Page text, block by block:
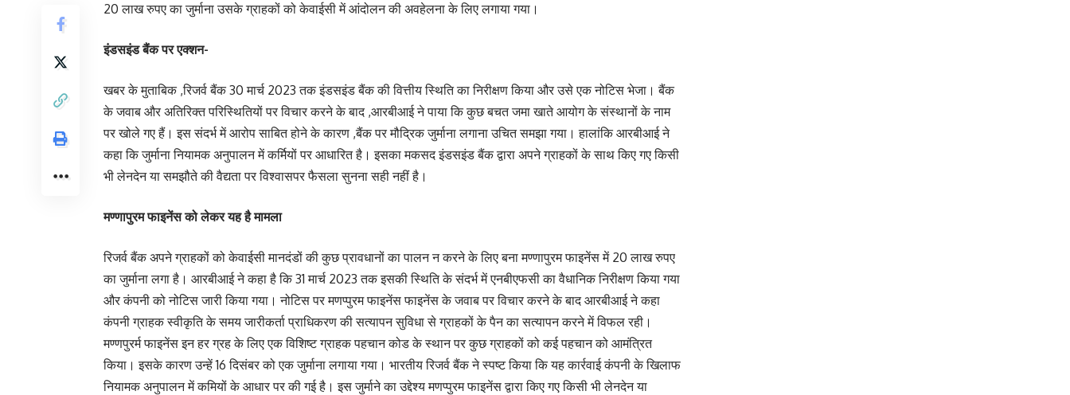
20 लाख रुपए का जुर्माना उसके ग्राहकों को केवाईसी में आंदोलन की अवहेलना के लिए लगाया गया।
इंडसइंड बैंक पर एक्शन-
खबर के मुताबिक ,रिजर्व बैंक 30 मार्च 2023 तक इंडसइंड बैंक की वित्तीय स्थिति का निरीक्षण किया और उसे एक नोटिस भेजा। बैंक
के जवाब और अतिरिक्त परिस्थितियों पर विचार करने के बाद ,आरबीआई ने पाया कि कुछ बचत जमा खाते आयोग के संस्थानों के नाम
पर खोले गए हैं। इस संदर्भ में आरोप साबित होने के कारण ,बैंक पर मौद्रिक जुर्माना लगाना उचित समझा गया। हालांकि आरबीआई ने
कहा कि जुर्माना नियामक अनुपालन में कर्मियों पर आधारित है। इसका मकसद इंडसइंड बैंक द्वारा अपने ग्राहकों के साथ किए गए किसी
भी लेनदेन या समझौते की वैद्यता पर विश्वासपर फैसला सुनना सही नहीं है।
मण्णापुरम फाइनेंस को लेकर यह है मामला
रिजर्व बैंक अपने ग्राहकों को केवाईसी मानदंडों की कुछ प्रावधानों का पालन न करने के लिए बना मण्णापुरम फाइनेंस में 20 लाख रुपए
का जुर्माना लगा है। आरबीआई ने कहा है कि 31 मार्च 2023 तक इसकी स्थिति के संदर्भ में एनबीएफसी का वैधानिक निरीक्षण किया गया
और कंपनी को नोटिस जारी किया गया। नोटिस पर मणप्पुरम फाइनेंस फाइनेंस के जवाब पर विचार करने के बाद आरबीआई ने कहा
कंपनी ग्राहक स्वीकृति के समय जारीकर्ता प्राधिकरण की सत्यापन सुविधा से ग्राहकों के पैन का सत्यापन करने में विफल रही।
मण्णपुरर्म फाइनेंस इन हर ग्रह के लिए एक विशिष्ट ग्राहक पहचान कोड के स्थान पर कुछ ग्राहकों को कई पहचान को आमंत्रित
किया। इसके कारण उन्हें 16 दिसंबर को एक जुर्माना लगाया गया। भारतीय रिजर्व बैंक ने स्पष्ट किया कि यह कार्रवाई कंपनी के खिलाफ
नियामक अनुपालन में कमियों के आधार पर की गई है। इस जुर्माने का उद्देश्य मणप्पुरम फाइनेंस द्वारा किए गए किसी भी लेनदेन या